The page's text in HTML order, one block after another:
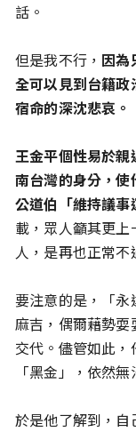
話。
但是我不行， 因為
全可以見到台籍
宿命的深沈悲哀。
王金平個性易於
南台灣的身分，
公道伯「維持議事
載，眾人籲其更
人，是再也正常不
要注意的是，「
麻吉，偶爾藉勢
交代。儘管如此
「黑金」，依然
於是他了解到，自